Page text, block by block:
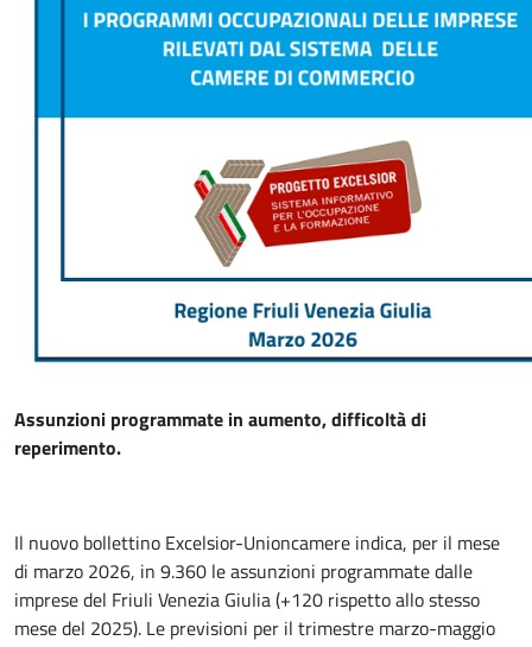
Assunzioni programmate in aumento, difficoltà di
reperimento.
Il nuovo bollettino Excelsior-Unioncamere indica, per il mese
di marzo 2026, in 9.360 le assunzioni programmate dalle
imprese del Friuli Venezia Giulia (+120 rispetto allo stesso
mese del 2025). Le previsioni per il trimestre marzo-maggio